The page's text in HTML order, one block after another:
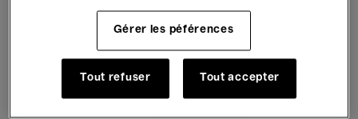
Musique électronique
Pour tous Kids’ Palace
Gérer les péférences
Tout refuser Tout accepter